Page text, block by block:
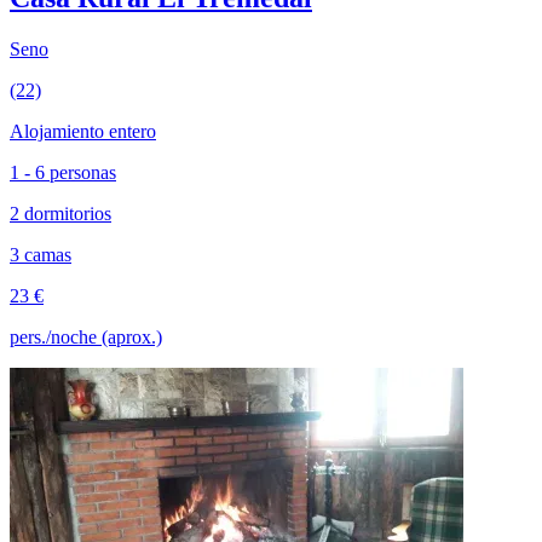
Seno
(22)
Alojamiento entero
1 - 6 personas
2 dormitorios
3 camas
23 €
pers./noche (aprox.)